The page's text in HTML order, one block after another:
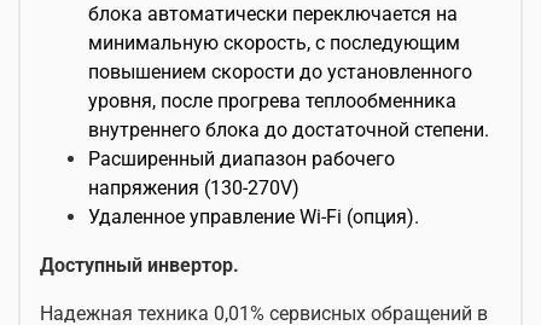
блока автоматически переключается на
минимальную скорость, с последующим
повышением скорости до установленного
уровня, после прогрева теплообменника
внутреннего блока до достаточной степени.
Расширенный диапазон рабочего
напряжения (130-270V)
Удаленное управление Wi-Fi (опция).
Доступный инвертор.
Надежная техника 0,01% сервисных обращений в